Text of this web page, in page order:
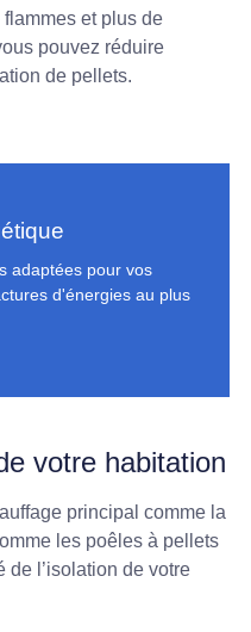
flammes et plus de
pouvez réduire
de pellets.
adaptées pour vos
d'énergies au plus
votre habitation
principal comme la
les poêles à pellets
l’isolation de votre